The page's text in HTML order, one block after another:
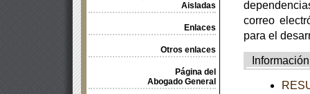
Aisladas
Enlaces
Otros enlaces
Página del
Abogado General
correo
para el
Información